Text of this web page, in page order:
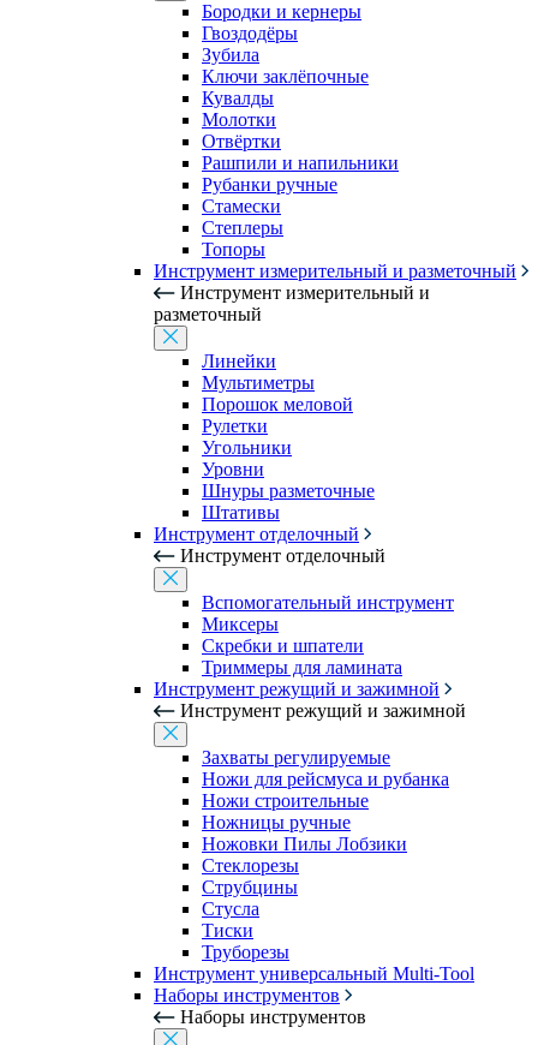
Бородки и кернеры
Гвоздодёры
Зубила
Ключи заклёпочные
Кувалды
Молотки
Отвёртки
Рашпили и напильники
Рубанки ручные
Стамески
Степлеры
Топоры
Инструмент измерительный и разметочный
Инструмент измерительный и
разметочный
Линейки
Мультиметры
Порошок меловой
Рулетки
Угольники
Уровни
Шнуры разметочные
Штативы
Инструмент отделочный
Инструмент отделочный
Вспомогательный инструмент
Миксеры
Скребки и шпатели
Триммеры для ламината
Инструмент режущий и зажимной
Инструмент режущий и зажимной
Захваты регулируемые
Ножи для рейсмуса и рубанка
Ножи строительные
Ножницы ручные
Ножовки Пилы Лобзики
Стеклорезы
Струбцины
Стусла
Тиски
Труборезы
Инструмент универсальный Multi-Tool
Наборы инструментов
Наборы инструментов